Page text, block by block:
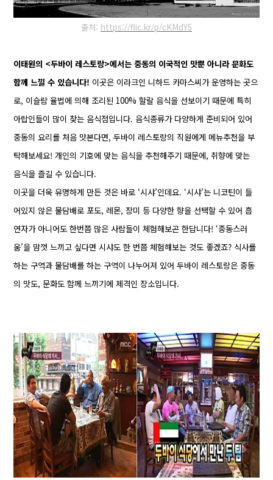
출처: https://flic.kr/p/cKMdY5
이태원의 <두바이 레스토랑>에서는 중동의 이국적인 맛뿐 아니라 문화도
함께 느낄 수 있습니다! 이곳은 이라크인 니하드 카마스씨가 운영하는 곳으
로, 이슬람 율법에 의해 조리된 100% 할랄 음식을 선보이기 때문에 특히
아랍인들이 많이 찾는 음식점입니다. 음식종류가 다양하게 준비되어 있어
중동의 요리를 처음 맛본다면, 두바이 레스토랑의 직원에게 메뉴추천을 부
탁해보세요! 개인의 기호에 맞는 음식을 추천해주기 때문에, 취향에 맞는
음식을 즐길 수 있습니다.
이곳을 더욱 유명하게 만든 것은 바로 ‘시샤’인데요. ‘시샤’는 니코틴이 들
어있지 않은 물담배로 포도, 레몬, 장미 등 다양한 향을 선택할 수 있어 흡
연자가 아니어도 한번쯤 많은 사람들이 체험해보곤 한답니다! ‘중동스러
움’을 맘껏 느끼고 싶다면 시샤도 한 번쯤 체험해보는 것도 좋겠죠? 식사를
하는 구역과 물담배를 하는 구역이 나누어져 있어 두바이 레스토랑은 중동
의 맛도, 문화도 함께 느끼기에 제격인 장소입니다.